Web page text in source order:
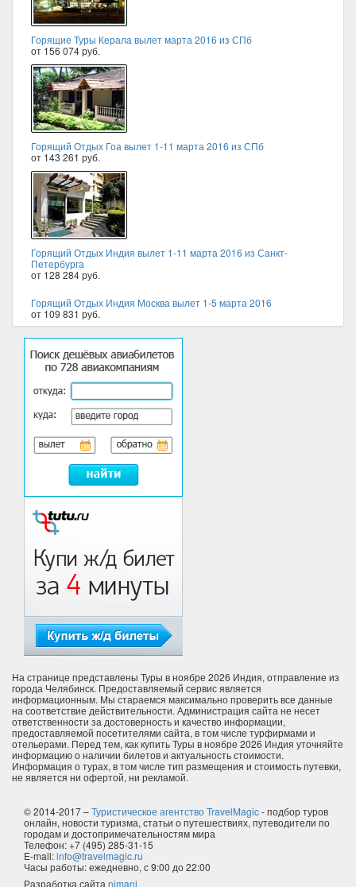
Горящие Туры Керала вылет марта 2016 из СПб
от 156 074 руб.
Горящий Отдых Гоа вылет 1-11 марта 2016 из СПб
от 143 261 руб.
Горящий Отдых Индия вылет 1-11 марта 2016 из Санкт-
Петербурга
от 128 284 руб.
Горящий Отдых Индия Москва вылет 1-5 марта 2016
от 109 831 руб.
На странице представлены Туры в ноябре 2026 Индия, отправление из
города Челябинск. Предоставляемый сервис является
информационным. Мы стараемся максимально проверить все данные
на соответствие действительности. Администрация сайта не несет
ответственности за достоверность и качество информации,
предоставляемой посетителями сайта, в том числе турфирмами и
отельерами. Перед тем, как купить Туры в ноябре 2026 Индия уточняйте
информацию о наличии билетов и актуальность стоимости.
Информация о турах, в том числе тип размещения и стоимость путевки,
не является ни офертой, ни рекламой.
© 2014-2017 –Туристическое агентство TravelMagic- подбор туров
онлайн, новости туризма, статьи о путешествиях, путеводители по
городам и достопримечательностям мира
Телефон: +7 (495) 285-31-15
E-mail:info@travelmagic.ru
Часы работы: ежедневно, с 9:00 до 22:00
Разработка сайта nimani